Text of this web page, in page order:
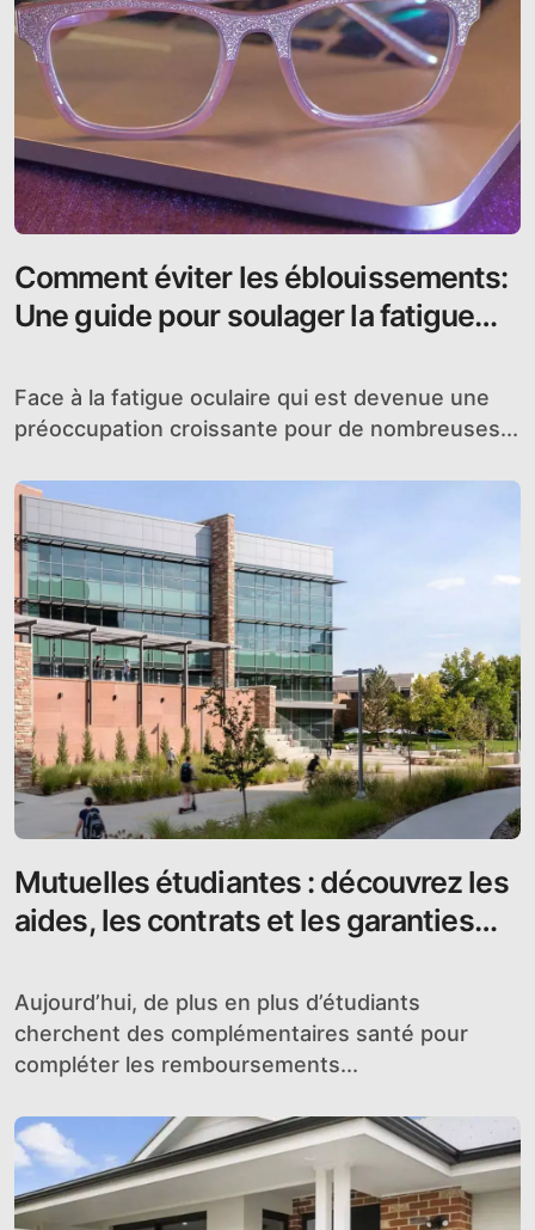
Comment éviter les éblouissements:
Une guide pour soulager la fatigue
Face à la fatigue oculaire qui est devenue une
préoccupation croissante pour de nombreuses...
Mutuelles étudiantes : découvrez les
aides, les contrats et les garanties
Aujourd’hui, de plus en plus d’étudiants
cherchent des complémentaires santé pour
compléter les remboursements...